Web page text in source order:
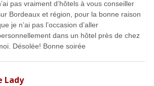
pas vraiment d’hôtels à vous conseiller
Bordeaux et région, pour la bonne raison
je n’ai pas l’occasion d’aller
dans un hôtel près de chez
Désolée! Bonne soirée
Lady